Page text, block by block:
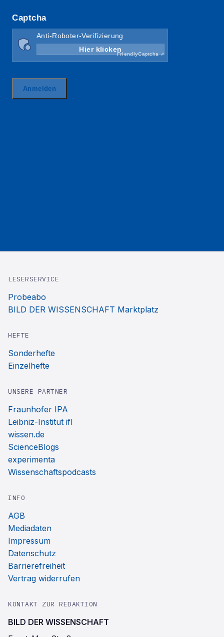
LESERSERVICE
Probeabo
BILD DER WISSENSCHAFT Marktplatz
HEFTE
Sonderhefte
Einzelhefte
UNSERE PARTNER
Fraunhofer IPA
Leibniz-Institut ifl
wissen.de
ScienceBlogs
experimenta
Wissenschaftspodcasts
INFO
AGB
Mediadaten
Impressum
Datenschutz
Barrierefreiheit
Vertrag widerrufen
KONTAKT ZUR REDAKTION
BILD DER WISSENSCHAFT